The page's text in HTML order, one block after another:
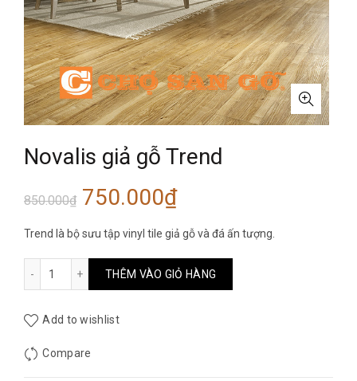
Novalis giả gỗ Trend
850.000₫ Giá
gốc
là:
750.000₫Giá
hiện
tại
Trend là bộ sưu tập vinyl tile giả gỗ và đá ấn tượng.
Novalis giả gỗ Trend số lượng
THÊM VÀO GIỎ HÀNG
Add to wishlist
Compare